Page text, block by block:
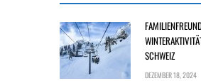
SCHWEIZ
DEZEMBER 18, 2024